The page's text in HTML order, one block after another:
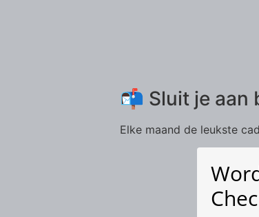
📬 Sluit je aan
Elke maand de leukste